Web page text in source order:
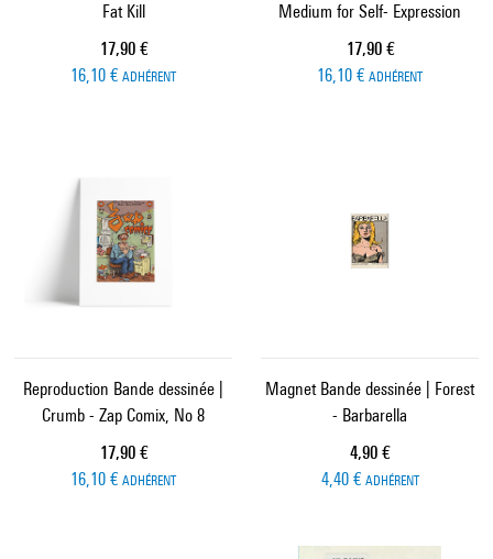
Fat Kill
Prix ​​actuel
17,90 €
16,10 € ADHÉRENT
Medium for Self- Expression
Prix ​​actuel
17,90 €
16,10 € ADHÉRENT
Reproduction Bande dessinée |
Crumb - Zap Comix, No 8
Prix ​​actuel
17,90 €
16,10 € ADHÉRENT
Magnet Bande dessinée | Forest
- Barbarella
Prix ​​actuel
4,90 €
4,40 € ADHÉRENT